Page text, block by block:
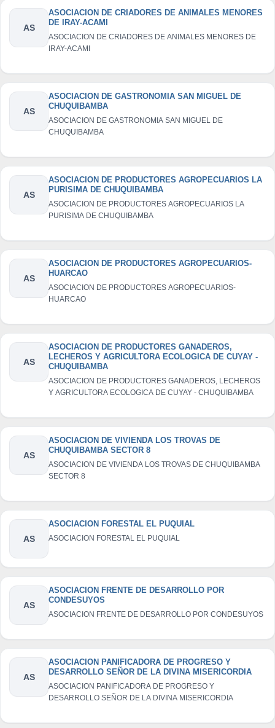
AS
ASOCIACION DE CRIADORES DE ANIMALES MENORES
DE IRAY-ACAMI
ASOCIACION DE CRIADORES DE ANIMALES MENORES DE
IRAY-ACAMI
AS
ASOCIACION DE GASTRONOMIA SAN MIGUEL DE
CHUQUIBAMBA
ASOCIACION DE GASTRONOMIA SAN MIGUEL DE
CHUQUIBAMBA
AS
ASOCIACION DE PRODUCTORES AGROPECUARIOS LA
PURISIMA DE CHUQUIBAMBA
ASOCIACION DE PRODUCTORES AGROPECUARIOS LA
PURISIMA DE CHUQUIBAMBA
AS
ASOCIACION DE PRODUCTORES AGROPECUARIOS-
HUARCAO
ASOCIACION DE PRODUCTORES AGROPECUARIOS-
HUARCAO
AS
ASOCIACION DE PRODUCTORES GANADEROS,
LECHEROS Y AGRICULTORA ECOLOGICA DE CUYAY -
CHUQUIBAMBA
ASOCIACION DE PRODUCTORES GANADEROS, LECHEROS
Y AGRICULTORA ECOLOGICA DE CUYAY - CHUQUIBAMBA
AS
ASOCIACION DE VIVIENDA LOS TROVAS DE
CHUQUIBAMBA SECTOR 8
ASOCIACION DE VIVIENDA LOS TROVAS DE CHUQUIBAMBA
SECTOR 8
AS
ASOCIACION FORESTAL EL PUQUIAL
ASOCIACION FORESTAL EL PUQUIAL
AS
ASOCIACION FRENTE DE DESARROLLO POR
CONDESUYOS
ASOCIACION FRENTE DE DESARROLLO POR CONDESUYOS
AS
ASOCIACION PANIFICADORA DE PROGRESO Y
DESARROLLO SEÑOR DE LA DIVINA MISERICORDIA
ASOCIACION PANIFICADORA DE PROGRESO Y
DESARROLLO SEÑOR DE LA DIVINA MISERICORDIA